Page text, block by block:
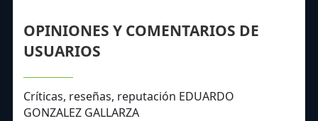
OPINIONES Y COMENTARIOS DE
USUARIOS
Críticas, reseñas, reputación EDUARDO
GONZALEZ GALLARZA